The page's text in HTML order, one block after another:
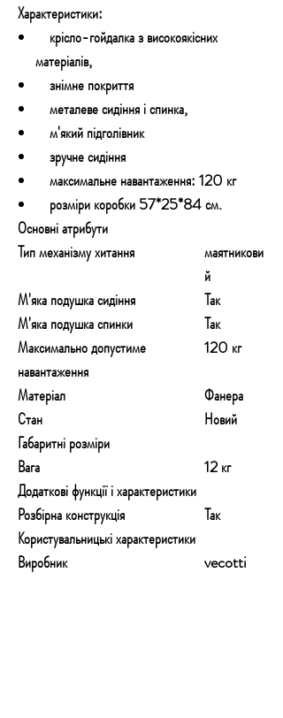
Характеристики:
крісло-гойдалка з високоякісних
матеріалів,
знімне покриття
металеве сидіння і спинка,
м'який підголівник
зручне сидіння
максимальне навантаження: 120 кг
розміри коробки 57*25*84 см.
Основні атрибути
Тип механізму хитання
маятникови
й
М'яка подушка сидіння
Так
М'яка подушка спинки
Так
Максимально допустиме
навантаження
120 кг
Матеріал
Фанера
Стан
Новий
Габаритні розміри
Вага
12 кг
Додаткові функції і характеристики
Розбірна конструкція
Так
Користувальницькі характеристики
Виробник
vecotti